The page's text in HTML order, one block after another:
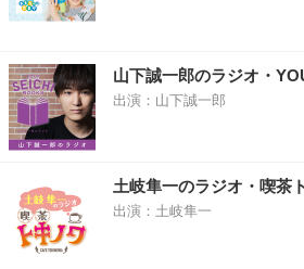
山下誠一郎のラジオ・
出演：山下誠一郎
土岐隼一のラジオ・喫茶
出演：土岐隼一